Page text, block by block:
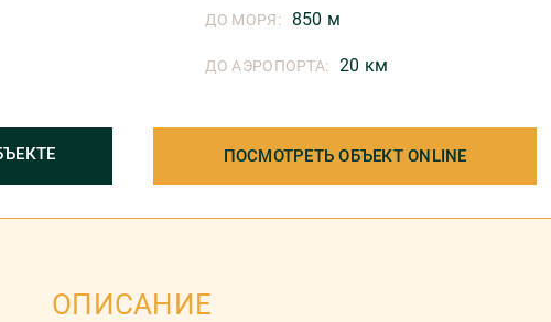
ДО МОРЯ: 850 м
ДО АЭРОПОРТА: 20 км
ПОСМОТРЕТЬ ОБЪЕКТ ONLINE
ОПИСАНИЕ